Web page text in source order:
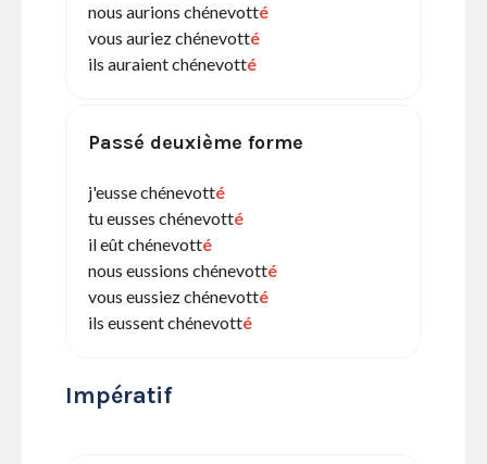
nous aurions chénevotté
vous auriez chénevotté
ils auraient chénevotté
Passé deuxième forme
j'eusse chénevotté
tu eusses chénevotté
il eût chénevotté
nous eussions chénevotté
vous eussiez chénevotté
ils eussent chénevotté
Impératif